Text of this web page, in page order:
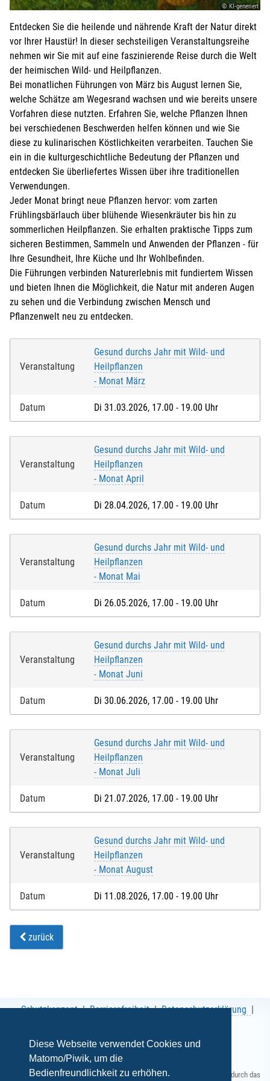
Diese Webseite verwendet Cookies und
Matomo/Piwik, um die
Bedienfreundlichkeit zu erhöhen.
Weitere Angaben, die Sie der KEB mitteilen möchten:
Veranstaltungsbeschreibung oben.
Weitere Personen (ab 15 Jahren)
für die weiteren Personen übernimmt der Anmelder die
Kosten
Ich melde weitere Personen an (ab 15 Jahren)
Bei Veranstaltungen mit Kindern:
Kind mit anmelden
Mit der Anmeldung willige ich ein, dass die
eingezogen wird.
Kontoinhaber/-in bin oder über das Einverständnis
verfüge, dass vom entsprechenden Konto die
Teilnahmegebühr eingezogen wird.
Name der Bank*
Ich akzeptiere dieNutzungsbedingungen (AGB)
Widerrufsbelehrunghabe ich zur Kenntnis genommen
vollendet habe.*
Bei Feldern mit * handelt es sich um Pflichtfelder.
© KI-generiert
Entdecken Sie die heilende und nährende Kraft der Natur direkt
vor Ihrer Haustür! In dieser sechsteiligen Veranstaltungsreihe
nehmen wir Sie mit auf eine faszinierende Reise durch die Welt
der heimischen Wild- und Heilpflanzen.
Bei monatlichen Führungen von März bis August lernen Sie,
welche Schätze am Wegesrand wachsen und wie bereits unsere
Vorfahren diese nutzten. Erfahren Sie, welche Pflanzen Ihnen
bei verschiedenen Beschwerden helfen können und wie Sie
diese zu kulinarischen Köstlichkeiten verarbeiten. Tauchen Sie
ein in die kulturgeschichtliche Bedeutung der Pflanzen und
entdecken Sie überliefertes Wissen über ihre traditionellen
Verwendungen.
Jeder Monat bringt neue Pflanzen hervor: vom zarten
Frühlingsbärlauch über blühende Wiesenkräuter bis hin zu
sommerlichen Heilpflanzen. Sie erhalten praktische Tipps zum
sicheren Bestimmen, Sammeln und Anwenden der Pflanzen - für
Ihre Gesundheit, Ihre Küche und Ihr Wohlbefinden.
Die Führungen verbinden Naturerlebnis mit fundiertem Wissen
und bieten Ihnen die Möglichkeit, die Natur mit anderen Augen
zu sehen und die Verbindung zwischen Mensch und
Pflanzenwelt neu zu entdecken.
Veranstaltung
Gesund durchs Jahr mit Wild- und
Heilpflanzen
- Monat März
Datum Di 31.03.2026, 17.00 - 19.00 Uhr
Veranstaltung
Gesund durchs Jahr mit Wild- und
Heilpflanzen
- Monat April
Datum Di 28.04.2026, 17.00 - 19.00 Uhr
Veranstaltung
Gesund durchs Jahr mit Wild- und
Heilpflanzen
- Monat Mai
Datum Di 26.05.2026, 17.00 - 19.00 Uhr
Veranstaltung
Gesund durchs Jahr mit Wild- und
Heilpflanzen
- Monat Juni
Datum Di 30.06.2026, 17.00 - 19.00 Uhr
Veranstaltung
Gesund durchs Jahr mit Wild- und
Heilpflanzen
- Monat Juli
Datum Di 21.07.2026, 17.00 - 19.00 Uhr
Veranstaltung
Gesund durchs Jahr mit Wild- und
Heilpflanzen
- Monat August
Datum Di 11.08.2026, 17.00 - 19.00 Uhr
zurück
Schutzkonzept Barrierefreiheit
Datenschutzerklärung
Gefördert durch das